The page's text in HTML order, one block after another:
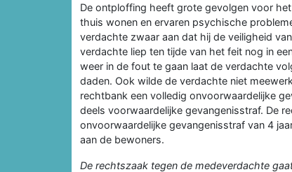
De ontploffing heeft grote gevolgen voor
thuis wonen en ervaren psychische
verdachte zwaar aan dat hij de veiligheid
verdachte liep ten tijde van het feit nog in
weer in de fout te gaan laat de verdachte
daden. Ook wilde de verdachte niet
rechtbank een volledig onvoorwaardelijke
deels voorwaardelijke gevangenisstraf. De
onvoorwaardelijke gevangenisstraf van 4
aan de bewoners.
De rechtszaak tegen de medeverdachte